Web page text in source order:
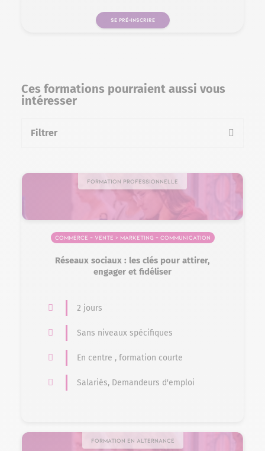
SE PRÉ-INSCRIRE
Ces formations pourraient aussi vous
intéresser
Filtrer
Formation professionnelle
Commerce – Vente > Marketing – Communication
Réseaux sociaux : les clés pour attirer,
engager et fidéliser
2 jours
Sans niveaux spécifiques
En centre , formation courte
Salariés, Demandeurs d'emploi
Formation en alternance